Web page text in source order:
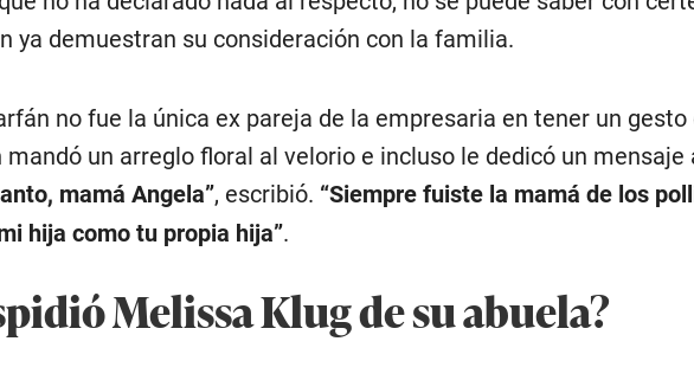
ya demuestran su consideración con la familia.
no fue la única ex pareja de la empresaria en tener un
un arreglo floral al velorio e incluso le dedicó un mensaje
mamá Angela”, escribió. “Siempre fuiste la mamá de los
hija como tu propia hija”.
Melissa Klug de su abuela?